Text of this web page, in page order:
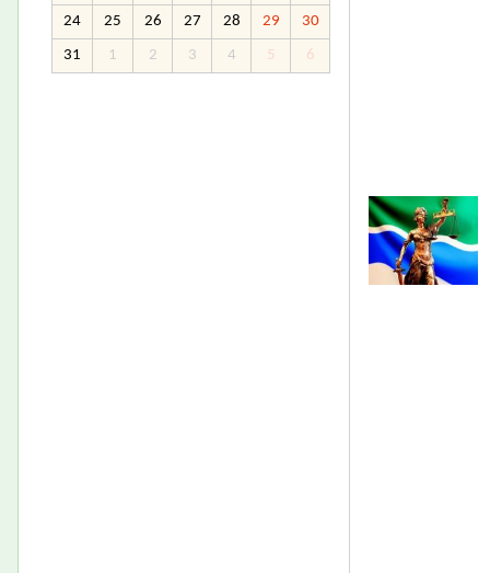
24 25 26 27 28 29 30
31 1 2 3 4 5 6